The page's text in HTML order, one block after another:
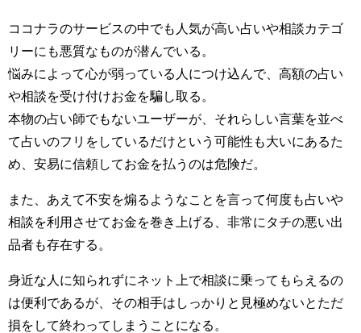
ココナラのサービスの中でも人気が高い占いや相談カテゴ
リーにも悪質なものが潜んでいる。
悩みによって心が弱っている人につけ込んで、高額の占い
や相談を受け付けお金を騙し取る。
本物の占い師でもないユーザーが、それらしい言葉を並べ
て占いのフリをしているだけという可能性も大いにあるた
め、安易に信頼してお金を払うのは危険だ。
また、あえて不安を煽るようなことを言って何度も占いや
相談を利用させてお金を巻き上げる、非常にタチの悪い出
品者も存在する。
身近な人に知られずにネット上で相談に乗ってもらえるの
は便利であるが、その相手はしっかりと見極めないとただ
損をして終わってしまうことになる。